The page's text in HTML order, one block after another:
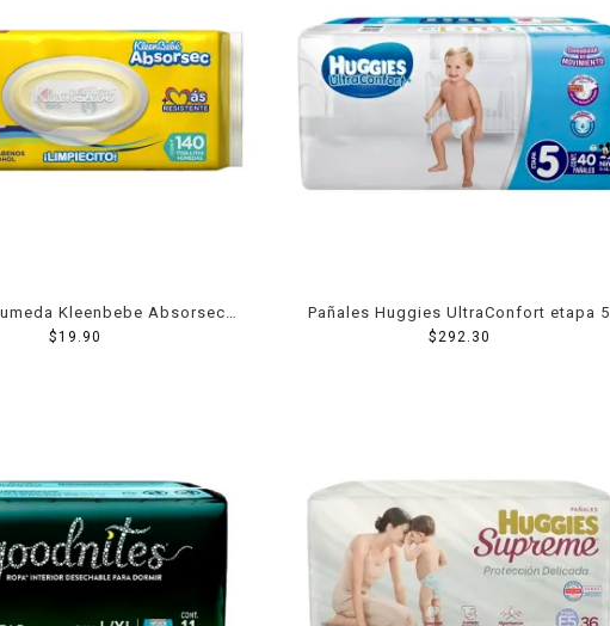
Kleenbebe Absorsec
140 Piezas
$19.90
Pañales Huggies UltraConfort etapa 5
niño 40 piezas
$ 292.30